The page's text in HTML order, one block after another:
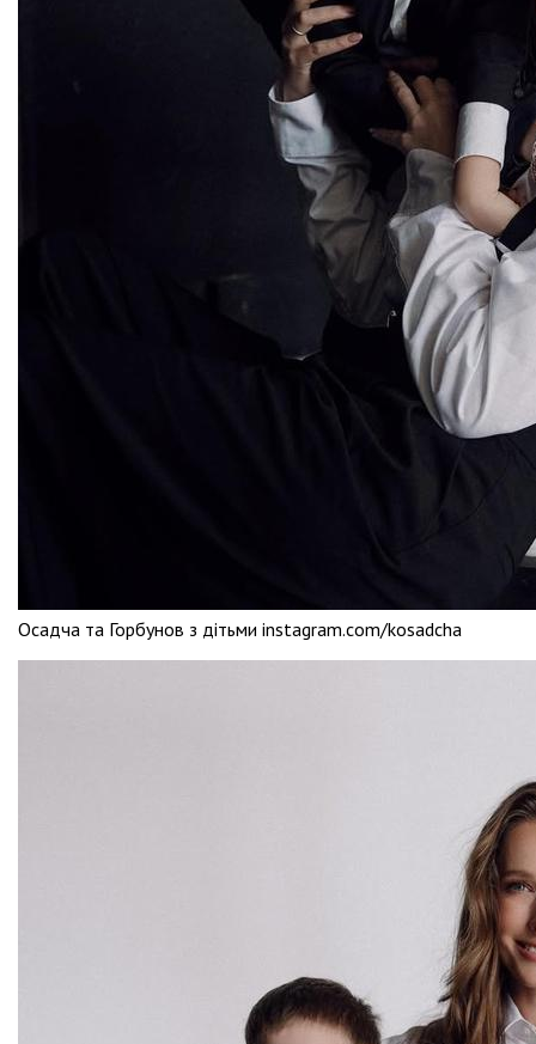
Осадча та Горбунов з дітьми instagram.com/kosadcha